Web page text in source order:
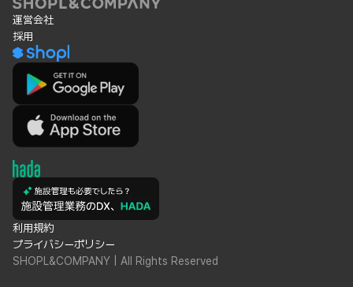
運営会社
採用
利用規約
プライバシーポリシー
SHOPL&COMPANY | All Rights Reserved